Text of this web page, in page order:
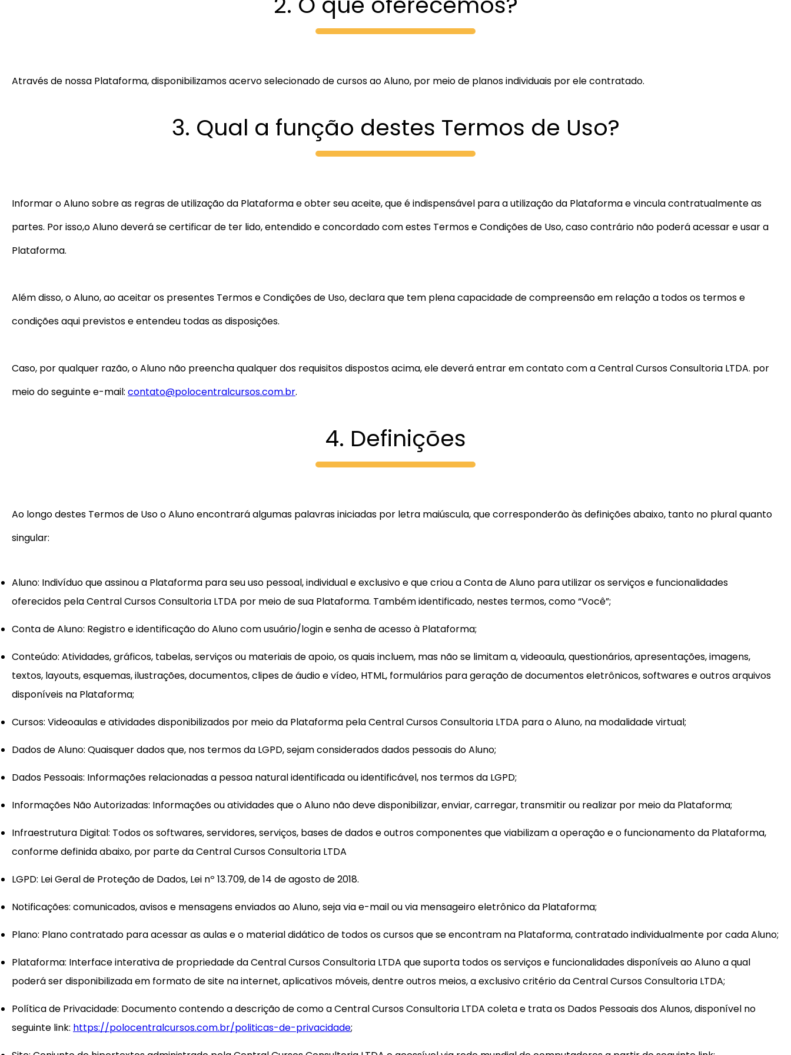
Através de nossa Plataforma, disponibilizamos acervo selecionado de cursos ao Aluno, por meio de planos individuais por ele contratado.
3. Qual a função destes Termos de Uso?
Informar o Aluno sobre as regras de utilização da Plataforma e obter seu aceite, que é indispensável para a utilização da Plataforma e vincula contratualmente as
partes. Por isso,o Aluno deverá se certificar de ter lido, entendido e concordado com estes Termos e Condições de Uso, caso contrário não poderá acessar e usar a
Plataforma.
Além disso, o Aluno, ao aceitar os presentes Termos e Condições de Uso, declara que tem plena capacidade de compreensão em relação a todos os termos e
condições aqui previstos e entendeu todas as disposições.
Caso, por qualquer razão, o Aluno não preencha qualquer dos requisitos dispostos acima, ele deverá entrar em contato com a Central Cursos Consultoria LTDA. por
meio do seguinte e-mail: contato@polocentralcursos.com.br.
4. Definições
Ao longo destes Termos de Uso o Aluno encontrará algumas palavras iniciadas por letra maiúscula, que corresponderão às definições abaixo, tanto no plural quanto
singular:
Aluno: Indivíduo que assinou a Plataforma para seu uso pessoal, individual e exclusivo e que criou a Conta de Aluno para utilizar os serviços e funcionalidades
oferecidos pela Central Cursos Consultoria LTDA por meio de sua Plataforma. Também identificado, nestes termos, como “Você”;
Conta de Aluno: Registro e identificação do Aluno com usuário/logine senha de acesso à Plataforma;
Conteúdo: Atividades, gráficos, tabelas, serviços ou materiais de apoio, os quais incluem, mas não se limitam a, videoaula, questionários, apresentações, imagens,
textos, layouts, esquemas, ilustrações, documentos, clipes de áudio e vídeo, HTML, formulários para geração de documentos eletrônicos, softwares e outros arquivos
disponíveis na Plataforma;
Cursos: Videoaulas e atividades disponibilizados por meio da Plataforma pela Central Cursos Consultoria LTDA para o Aluno, na modalidade virtual;
Dados de Aluno: Quaisquer dados que, nos termos da LGPD, sejam considerados dados pessoais do Aluno;
Dados Pessoais: Informações relacionadas a pessoa natural identificada ou identificável, nos termos da LGPD;
Informações Não Autorizadas: Informações ou atividades que o Aluno não deve disponibilizar, enviar, carregar, transmitir ou realizar por meio da Plataforma;
Infraestrutura Digital: Todos os softwares, servidores, serviços, bases de dados e outros componentes que viabilizam a operação e o funcionamento da Plataforma,
conforme definida abaixo, por parte da Central Cursos Consultoria LTDA
LGPD: Lei Geral de Proteção de Dados, Lei nº 13.709, de 14 de agosto de 2018.
Notificações: comunicados, avisos e mensagens enviados ao Aluno, seja via e-mail ou via mensageiro eletrônico da Plataforma;
Plano: Plano contratado para acessar as aulas e o material didático de todos os cursos que se encontram na Plataforma, contratado individualmente por cada Aluno;
Plataforma: Interface interativa de propriedade da Central Cursos Consultoria LTDA que suporta todos os serviços e funcionalidades disponíveis ao Aluno a qual
poderá ser disponibilizada em formato de site na internet, aplicativos móveis, dentre outros meios, a exclusivo critério da Central Cursos Consultoria LTDA;
Política de Privacidade: Documento contendo a descrição de como a Central Cursos Consultoria LTDA coleta e trata os Dados Pessoais dos Alunos, disponível no
seguinte link: https://polocentralcursos.com.br/politicas-de-privacidade;